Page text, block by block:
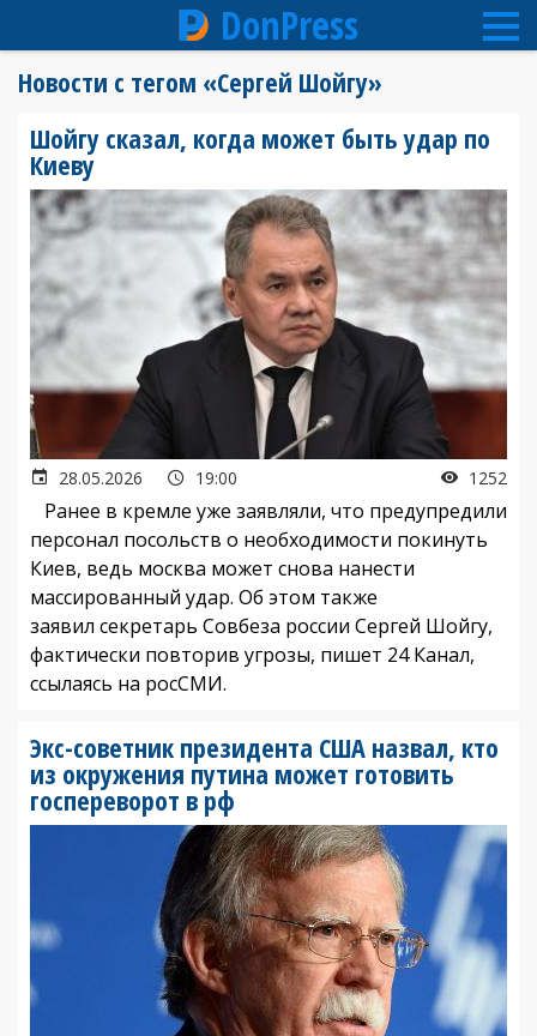
основному
содержанию
DonPress
Новости с тегом «Сергей Шойгу»
Шойгу сказал, когда может быть удар по
Киеву
28.05.2026 19:00 1252
Ранее в кремле уже заявляли, что предупредили
персонал посольств о необходимости покинуть
Киев, ведь москва может снова нанести
массированный удар. Об этом также
заявил секретарь Совбеза россии Сергей Шойгу,
фактически повторив угрозы, пишет 24 Канал,
ссылаясь на росСМИ.
Экс-советник президента США назвал, кто
из окружения путина может готовить
госпереворот в рф